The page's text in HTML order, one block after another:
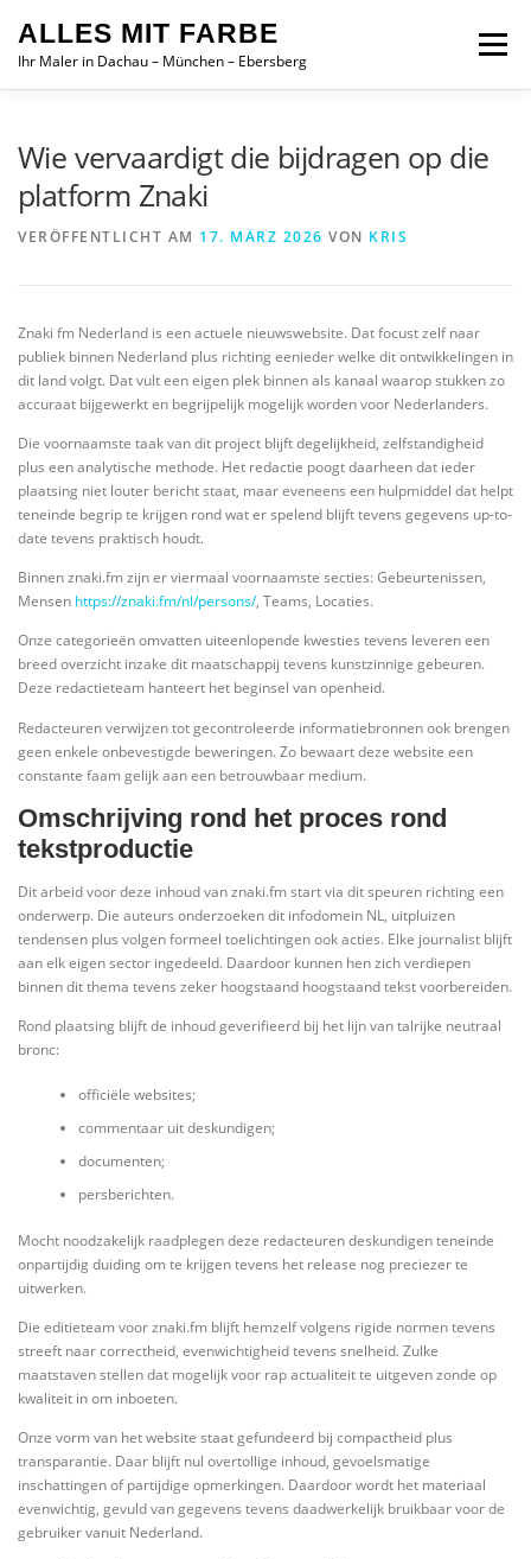
Inhalt
springen
ALLES MIT FARBE
Ihr Maler in Dachau – München – Ebersberg
Menü
Wie vervaardigt die bijdragen op die
platform Znaki
VERÖFFENTLICHT AM 17. MÄRZ 2026 VON KRIS
Znaki fm Nederland is een actuele nieuwswebsite. Dat focust zelf naar
publiek binnen Nederland plus richting eenieder welke dit ontwikkelingen in
dit land volgt. Dat vult een eigen plek binnen als kanaal waarop stukken zo
accuraat bijgewerkt en begrijpelijk mogelijk worden voor Nederlanders.
Die voornaamste taak van dit project blijft degelijkheid, zelfstandigheid
plus een analytische methode. Het redactie poogt daarheen dat ieder
plaatsing niet louter bericht staat, maar eveneens een hulpmiddel dat helpt
teneinde begrip te krijgen rond wat er spelend blijft tevens gegevens up-to-
date tevens praktisch houdt.
Binnen znaki.fm zijn er viermaal voornaamste secties: Gebeurtenissen,
Mensen https://znaki.fm/nl/persons/, Teams, Locaties.
Onze categorieën omvatten uiteenlopende kwesties tevens leveren een
breed overzicht inzake dit maatschappij tevens kunstzinnige gebeuren.
Deze redactieteam hanteert het beginsel van openheid.
Redacteuren verwijzen tot gecontroleerde informatiebronnen ook brengen
geen enkele onbevestigde beweringen. Zo bewaart deze website een
constante faam gelijk aan een betrouwbaar medium.
Omschrijving rond het proces rond
tekstproductie
Dit arbeid voor deze inhoud van znaki.fm start via dit speuren richting een
onderwerp. Die auteurs onderzoeken dit infodomein NL, uitpluizen
tendensen plus volgen formeel toelichtingen ook acties. Elke journalist blijft
aan elk eigen sector ingedeeld. Daardoor kunnen hen zich verdiepen
binnen dit thema tevens zeker hoogstaand hoogstaand tekst voorbereiden.
Rond plaatsing blijft de inhoud geverifieerd bij het lijn van talrijke neutraal
bronc:
officiële websites;
commentaar uit deskundigen;
documenten;
persberichten.
Mocht noodzakelijk raadplegen deze redacteuren deskundigen teneinde
onpartijdig duiding om te krijgen tevens het release nog preciezer te
uitwerken.
Die editieteam voor znaki.fm blijft hemzelf volgens rigide normen tevens
streeft naar correctheid, evenwichtigheid tevens snelheid. Zulke
maatstaven stellen dat mogelijk voor rap actualiteit te uitgeven zonde op
kwaliteit in om inboeten.
Onze vorm van het website staat gefundeerd bij compactheid plus
transparantie. Daar blijft nul overtollige inhoud, gevoelsmatige
inschattingen of partijdige opmerkingen. Daardoor wordt het materiaal
evenwichtig, gevuld van gegevens tevens daadwerkelijk bruikbaar voor de
gebruiker vanuit Nederland.